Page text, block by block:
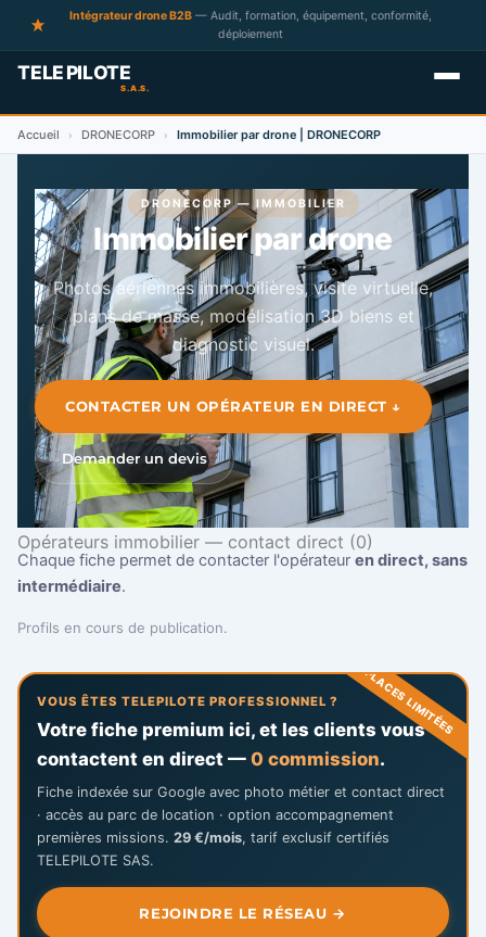
Intégrateur drone B2B — Audit, formation, équipement, conformité,
déploiement
Accueil › DRONECORP › Immobilier par drone | DRONECORP
DRONECORP — IMMOBILIER
Immobilier par drone
Photos aériennes immobilières, visite virtuelle,
plans de masse, modélisation 3D biens et
diagnostic visuel.
CONTACTER UN OPÉRATEUR EN DIRECT ↓
Demander un devis
Opérateurs immobilier — contact direct (0)
Chaque fiche permet de contacter l'opérateur en direct, sans
intermédiaire.
Profils en cours de publication.
PLACES LIMITÉES
VOUS ÊTES TELEPILOTE PROFESSIONNEL ?
Votre fiche premium ici, et les clients vous
contactent en direct — 0 commission.
Fiche indexée sur Google avec photo métier et contact direct
· accès au parc de location · option accompagnement
premières missions. 29 €/mois, tarif exclusif certifiés
TELEPILOTE SAS.
REJOINDRE LE RÉSEAU →